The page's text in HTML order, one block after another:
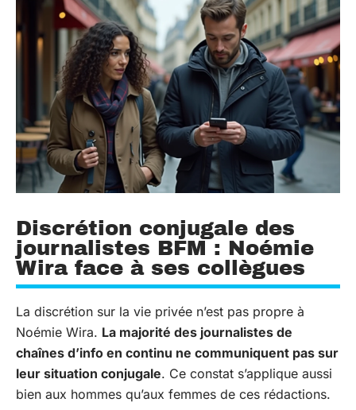
Discrétion conjugale des
journalistes BFM : Noémie
Wira face à ses collègues
La discrétion sur la vie privée n’est pas propre à
Noémie Wira. La majorité des journalistes de
chaînes d’info en continu ne communiquent pas sur
leur situation conjugale. Ce constat s’applique aussi
bien aux hommes qu’aux femmes de ces rédactions.